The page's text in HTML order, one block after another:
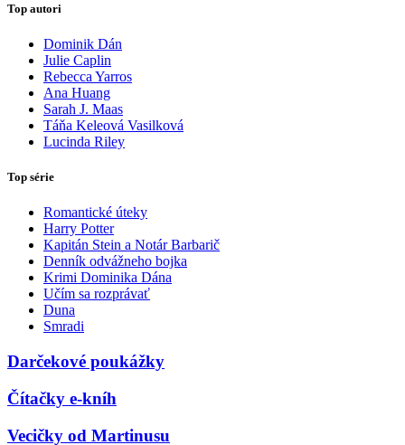
Top autori
Dominik Dán
Julie Caplin
Rebecca Yarros
Ana Huang
Sarah J. Maas
Táňa Keleová Vasilková
Lucinda Riley
Top série
Romantické úteky
Harry Potter
Kapitán Stein a Notár Barbarič
Denník odvážneho bojka
Krimi Dominika Dána
Učím sa rozprávať
Duna
Smradi
Darčekové poukážky
Čítačky e-kníh
Vecičky od Martinusu